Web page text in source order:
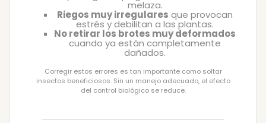
melaza.
Riegos muy irregulares que provocan
estrés y debilitan a las plantas.
No retirar los brotes muy deformados
cuando ya están completamente
dañados.
Corregir estos errores es tan importante como soltar
insectos beneficiosos. Sin un manejo adecuado, el efecto
del control biológico se reduce.